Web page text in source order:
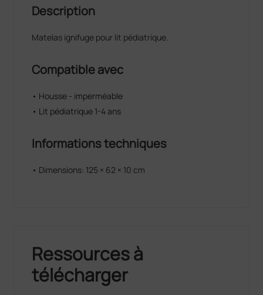
Description
Matelas ignifuge pour lit pédiatrique.
Compatible avec
• Housse - imperméable
• Lit pédiatrique 1-4 ans
Informations techniques
• Dimensions: 125 × 62 × 10 cm
Ressources à
télécharger